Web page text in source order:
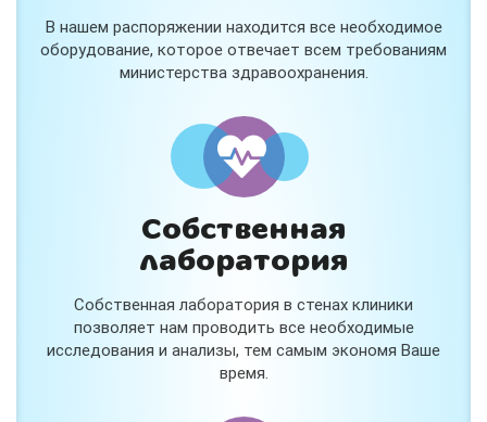
В нашем распоряжении находится все необходимое
оборудование, которое отвечает всем требованиям
министерства здравоохранения.
Собственная
лаборатория
Собственная лаборатория в стенах клиники
позволяет нам проводить все необходимые
исследования и анализы, тем самым экономя Ваше
время.
спортсменам и беременным женщинам.
Специальная цена — 3000 ₽.
и расскажем подробнее!
Нет, спасибо
Я согласен на обработкуперсональных данных
Работает наСтримвуд